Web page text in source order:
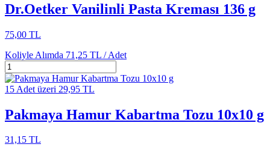
Dr.Oetker Vanilinli Pasta Kreması 136 g
75,00 TL
Koliyle Alımda 71,25 TL /Adet
15 Adet üzeri 29,95 TL
Pakmaya Hamur Kabartma Tozu 10x10 g
31,15 TL